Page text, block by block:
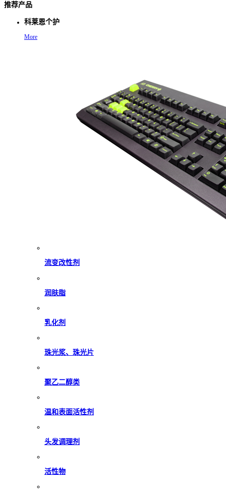
推荐产品
科莱恩个护
More
流变改性剂
润肤脂
乳化剂
珠光浆、珠光片
聚乙二醇类
温和表面活性剂
头发调理剂
活性物